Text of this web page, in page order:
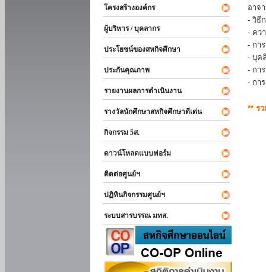
โครงสร้างองค์กร
ผู้บริหาร / บุคลากร
ประโยชน์ของสหกิจศึกษา
ประกันคุณภาพ
รายงานผลการดำเนินงาน
รางวัลนักศึกษาสหกิจศึกษาดีเด่น
กิจกรรม 5ส.
ดาวน์โหลดแบบฟอร์ม
ติดต่อศูนย์ฯ
ปฏิทินกิจกรรมศูนย์ฯ
ระบบสารบรรณ มทส.
อาจ
- วิธี
- คว
- กา
- บุค
- กา
- กา
** ร